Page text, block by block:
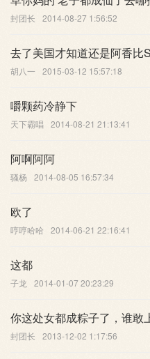
封团长 2014-08-27 1:56:52
去了美国才知道还是阿香比
胡八一 2015-03-12 15:57:18
嚼颗药冷静下
天下霸唱 2014-08-21 21:13:41
阿啊阿阿
骚杨 2014-08-05 16:57:34
欧了
哼哼哈哈 2014-06-21 22:16:41
这都
子龙 2014-01-07 20:23:29
你这处女都成粽子了，谁敢
封团长 2013-12-02 1:17:56